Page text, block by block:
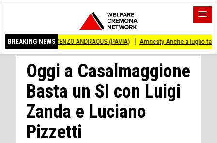
BREAKING NEWS
VINCENZO ANDRAOUS (PAVIA) Amnesty Anche a luglio tanti successi
Oggi a Casalmaggione
Basta un SI con Luigi
Zanda e Luciano
Pizzetti